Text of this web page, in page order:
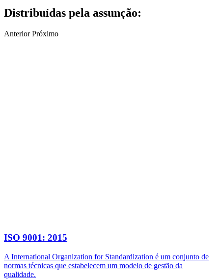
Distribuídas pela assunção:
Anterior Próximo
ISO 9001: 2015
A International Organization for Standardization é um conjunto de
normas técnicas que estabelecem um modelo de gestão da
qualidade.